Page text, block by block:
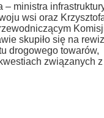
ministra
wsi oraz
skupiło się na
drogowego towarów,
związanych